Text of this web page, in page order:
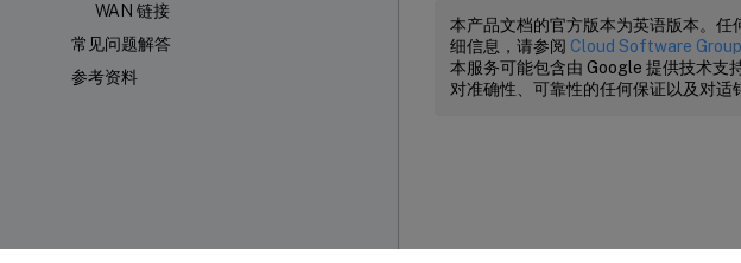
WAN 链接
常见问题解答
参考资料
本产品文档的官方版本为英语版本。
细信息，请参阅 Cloud Software
本服务可能包含由 Google 提供技术支
对准确性、可靠性的任何保证以及对适